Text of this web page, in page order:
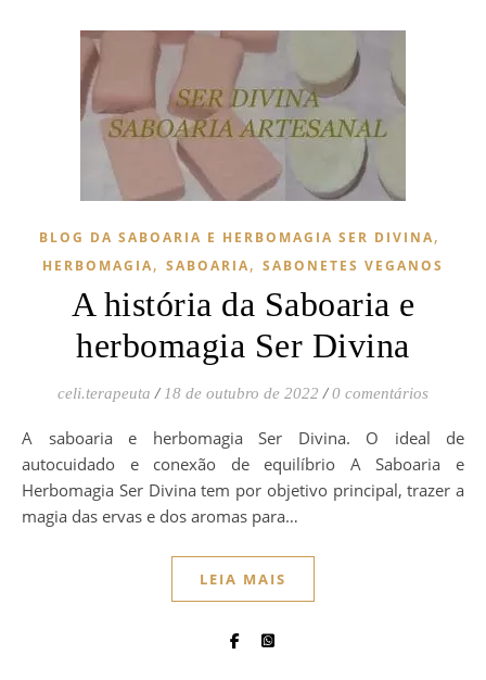
BLOG DA SABOARIA E HERBOMAGIA SER DIVINA,
HERBOMAGIA, SABOARIA, SABONETES VEGANOS
A história da Saboaria e
herbomagia Ser Divina
celi.terapeuta / 18 de outubro de 2022 / 0 comentários
A saboaria e herbomagia Ser Divina. O ideal de
autocuidado e conexão de equilíbrio A Saboaria e
Herbomagia Ser Divina tem por objetivo principal, trazer a
magia das ervas e dos aromas para…
LEIA MAIS